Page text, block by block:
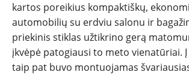
kartos poreikius kompaktiškų,
automobilių su erdviu salonu ir
priekinis stiklas užtikrino gerą
įkvėpė patogiausi to meto vienatūriai.
taip pat buvo montuojamas